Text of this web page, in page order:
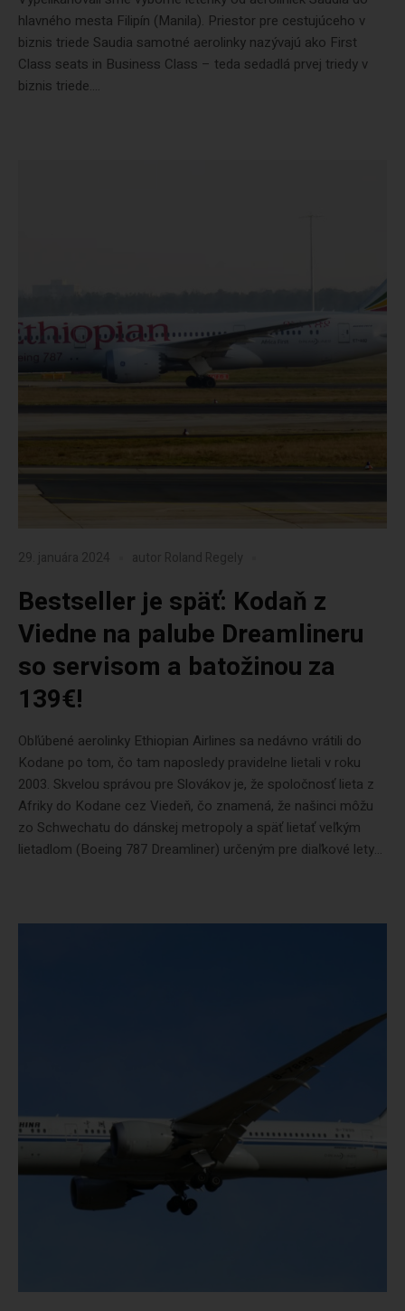
hlavného mesta Filipín (Manila). Priestor pre cestujúceho v
biznis triede Saudia samotné aerolinky nazývajú ako First
Class seats in Business Class – teda sedadlá prvej triedy v
biznis triede....
29. januára 2024 autor Roland Regely
Bestseller je späť: Kodaň z
Viedne na palube Dreamlineru
so servisom a batožinou za
139€!
Obľúbené aerolinky Ethiopian Airlines sa nedávno vrátili do
Kodane po tom, čo tam naposledy pravidelne lietali v roku
2003. Skvelou správou pre Slovákov je, že spoločnosť lieta z
Afriky do Kodane cez Viedeň, čo znamená, že našinci môžu
zo Schwechatu do dánskej metropoly a späť lietať veľkým
lietadlom (Boeing 787 Dreamliner) určeným pre diaľkové lety...